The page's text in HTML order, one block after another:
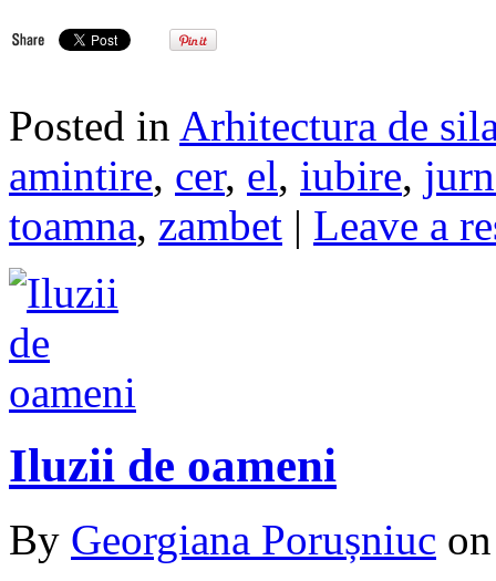
Posted in Arhitectura de
amintire, cer, el, iubire,
toamna, zambet | Leave a
Iluzii de oameni
By Georgiana Porușniuc